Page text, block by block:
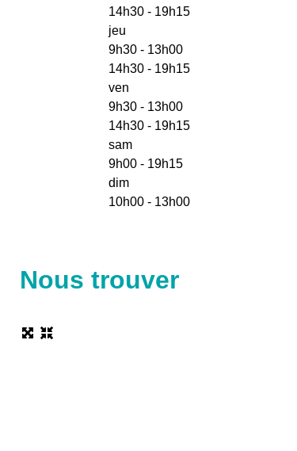
14h30 - 19h15
jeu
9h30 - 13h00
14h30 - 19h15
ven
9h30 - 13h00
14h30 - 19h15
sam
9h00 - 19h15
dim
10h00 - 13h00
Nous trouver